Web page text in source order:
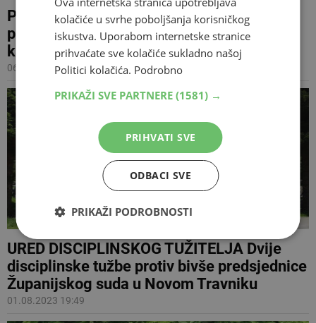
POSJET NOVOM TRAVNIKU Visoki
predstavnik oduševio se izgradnjom
kapelice sv. Ivana Pavla II
06.08.2023 09:37
URED DISCIPLINSKOG TUŽITELJA Dvije
disciplinske tužbe protiv bivše predsjednice
Županijskog suda u Novom Travniku
01.08.2023 19:49
kolačiće u svrhe poboljšanja korisničkog
iskustva. Uporabom internetske stranice
prihvaćate sve kolačiće sukladno našoj
Politici kolačića. Podrobno
PRIKAŽI SVE PARTNERE (1581) →
PRIHVATI SVE
ODBACI SVE
PRIKAŽI PODROBNOSTI